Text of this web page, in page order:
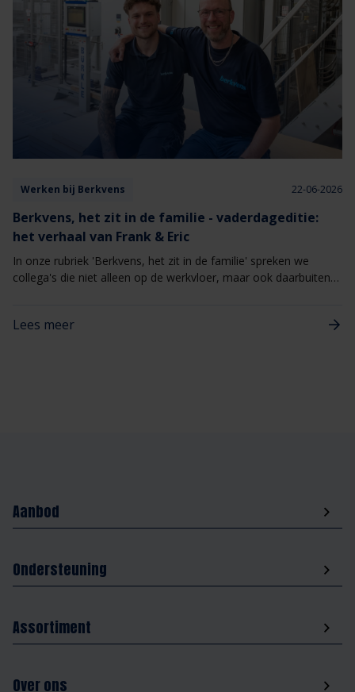
Werken bij Berkvens 22-06-2026
Berkvens, het zit in de familie - vaderdageditie:
het verhaal van Frank & Eric
In onze rubriek 'Berkvens, het zit in de familie' spreken we
collega's die niet alleen op de werkvloer, maar ook daarbuiten
zowel privé als op de werkvloer nauw met elkaar verbonden,
Lees meer
Aanbod
Ondersteuning
Assortiment
Over ons